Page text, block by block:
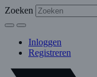
Zoeken
Inloggen
Registreren